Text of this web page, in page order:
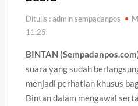
Pertemuan Ketua Umum PWI
Aktivis Aripin Minta Kejari
Audit Dugaan Penyimpangan
Gudang Elektronik di Kijang
Kerugian Ditaksir Capai Rp300
Ditulis : admin sempadanpos
11:25
BINTAN
suara yang sudah
menjadi perhatian khusus
Bintan dalam mengawal